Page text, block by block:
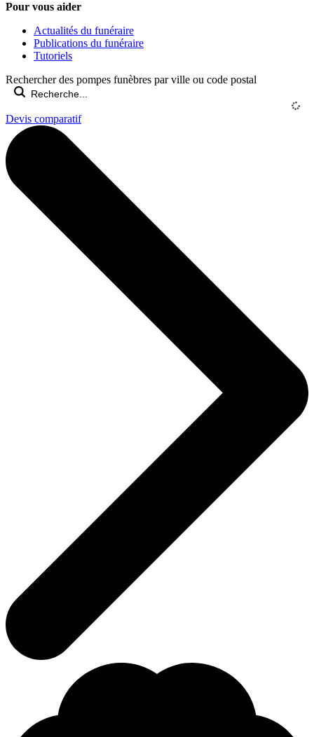
Pour vous aider
Actualités du funéraire
Publications du funéraire
Tutoriels
Rechercher des pompes funèbres par ville ou code postal
Devis comparatif